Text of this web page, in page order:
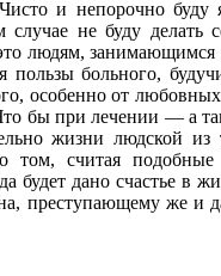
Чисто и непорочно
не буду делать
людям,
больного,
особенно от
бы при лечении — а
жизни людской из
о том, считая
будет дано счастье в
преступающему же и